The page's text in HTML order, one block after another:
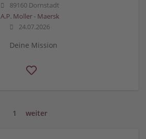
89160 Dornstadt
A.P. Moller - Maersk
24.07.2026
Deine Mission
1 weiter